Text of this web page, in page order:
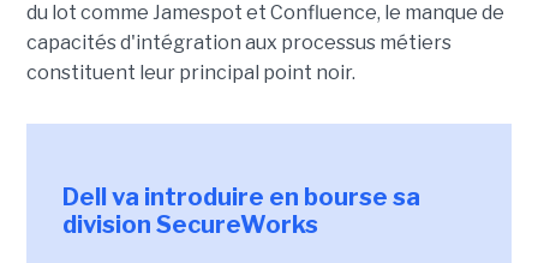
du lot comme Jamespot et Confluence, le manque de
capacités d'intégration aux processus métiers
constituent leur principal point noir.
Dell va introduire en bourse sa
division SecureWorks